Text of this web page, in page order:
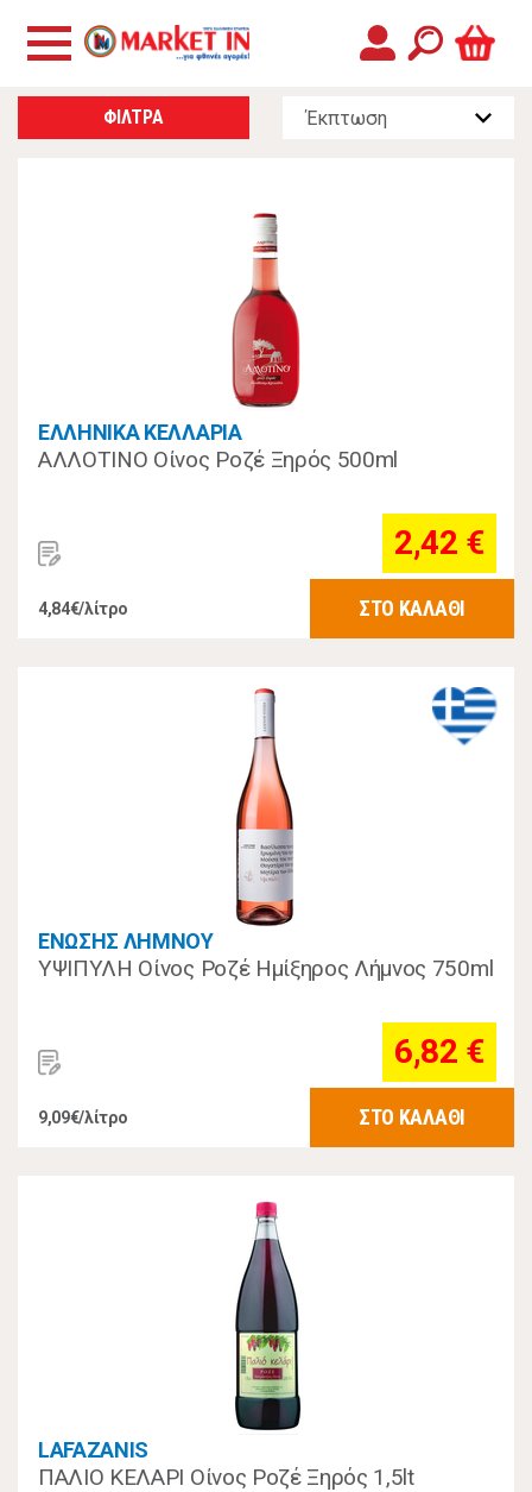
ΦΙΛΤΡΑ
ΕΛΛΗΝΙΚΑ ΚΕΛΛΑΡΙΑ
ΑΛΛΟΤΙΝΟ Οίνος Ροζέ Ξηρός 500ml
2,42 €
4,84€/λίτρο ΣΤΟ ΚΑΛΑΘΙ
ΕΝΩΣΗΣ ΛΗΜΝΟΥ
ΥΨΙΠΥΛΗ Οίνος Ροζέ Ημίξηρος Λήμνος 750ml
6,82 €
9,09€/λίτρο ΣΤΟ ΚΑΛΑΘΙ
LAFAZANIS
ΠΑΛΙΟ ΚΕΛΑΡΙ Οίνος Ροζέ Ξηρός 1,5lt